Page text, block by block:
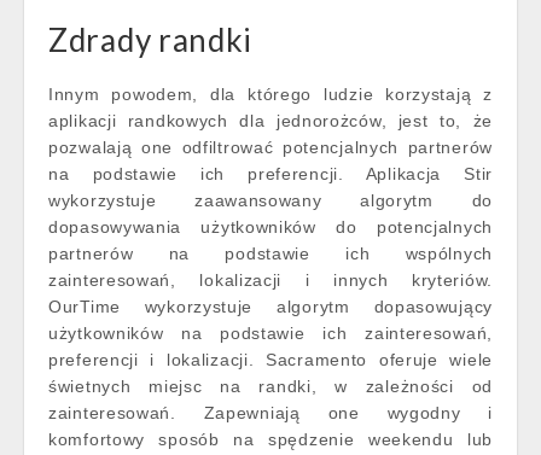
Zdrady randki
Innym powodem, dla którego ludzie korzystają z
aplikacji randkowych dla jednorożców, jest to, że
pozwalają one odfiltrować potencjalnych partnerów
na podstawie ich preferencji. Aplikacja Stir
wykorzystuje zaawansowany algorytm do
dopasowywania użytkowników do potencjalnych
partnerów na podstawie ich wspólnych
zainteresowań, lokalizacji i innych kryteriów.
OurTime wykorzystuje algorytm dopasowujący
użytkowników na podstawie ich zainteresowań,
preferencji i lokalizacji. Sacramento oferuje wiele
świetnych miejsc na randki, w zależności od
zainteresowań. Zapewniają one wygodny i
komfortowy sposób na spędzenie weekendu lub